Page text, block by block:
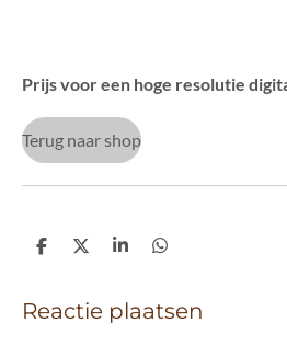
Prijs voor een hoge resolutie
Terug naar shop
D
e
n
D
l
S
r
e
D
e
n
Reactie plaatsen